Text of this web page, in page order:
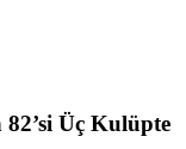
Üç Kulüpte